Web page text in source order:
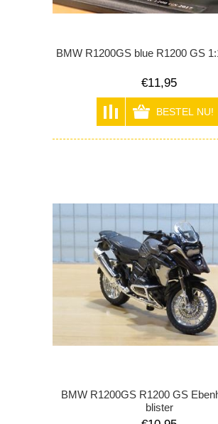
BMW R1200GS blue R1200 GS
€11,95
BMW R1200GS R1200 GS
blister